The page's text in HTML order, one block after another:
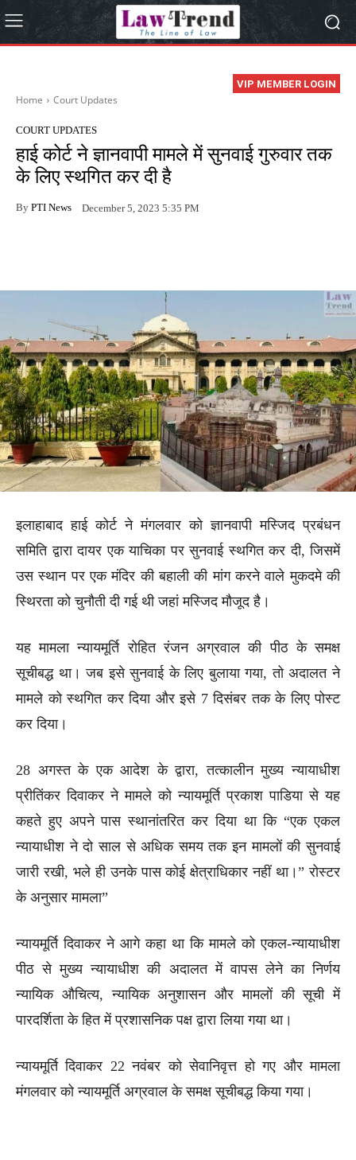
VIP MEMBER LOGIN
Home Court Updates
COURT UPDATES
हाई कोर्ट ने ज्ञानवापी मामले में सुनवाई गुरुवार तक
के लिए स्थगित कर दी है
By PTI News December 5, 2023 5:35 PM
इलाहाबाद हाई कोर्ट ने मंगलवार को ज्ञानवापी मस्जिद प्रबंधन
समिति द्वारा दायर एक याचिका पर सुनवाई स्थगित कर दी, जिसमें
उस स्थान पर एक मंदिर की बहाली की मांग करने वाले मुकदमे की
स्थिरता को चुनौती दी गई थी जहां मस्जिद मौजूद है।
यह मामला न्यायमूर्ति रोहित रंजन अग्रवाल की पीठ के समक्ष
सूचीबद्ध था। जब इसे सुनवाई के लिए बुलाया गया, तो अदालत ने
मामले को स्थगित कर दिया और इसे 7 दिसंबर तक के लिए पोस्ट
कर दिया।
28 अगस्त के एक आदेश के द्वारा, तत्कालीन मुख्य न्यायाधीश
प्रीतिंकर दिवाकर ने मामले को न्यायमूर्ति प्रकाश पाडिया से यह
कहते हुए अपने पास स्थानांतरित कर दिया था कि “एक एकल
न्यायाधीश ने दो साल से अधिक समय तक इन मामलों की सुनवाई
जारी रखी, भले ही उनके पास कोई क्षेत्राधिकार नहीं था।” रोस्टर
के अनुसार मामला”
न्यायमूर्ति दिवाकर ने आगे कहा था कि मामले को एकल-न्यायाधीश
पीठ से मुख्य न्यायाधीश की अदालत में वापस लेने का निर्णय
न्यायिक औचित्य, न्यायिक अनुशासन और मामलों की सूची में
पारदर्शिता के हित में प्रशासनिक पक्ष द्वारा लिया गया था।
न्यायमूर्ति दिवाकर 22 नवंबर को सेवानिवृत्त हो गए और मामला
मंगलवार को न्यायमूर्ति अग्रवाल के समक्ष सूचीबद्ध किया गया।